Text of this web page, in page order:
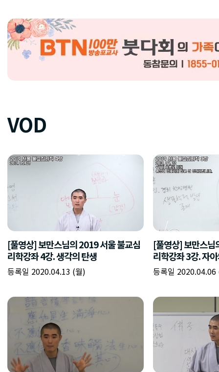
VOD
[풀영상] 보만스님의 2019 서울 불교심
리학강좌 4강. 생각의 탄생
등록일 2020.04.13 (월)
[풀영상] 보만스님
리학강좌 3강. 자
등록일 2020.04.06